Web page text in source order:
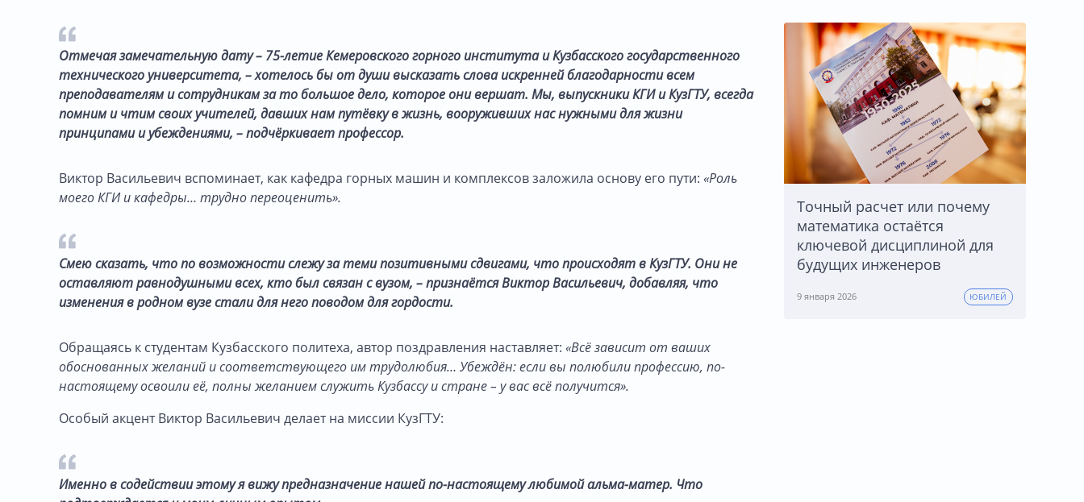
Отмечая замечательную дату – 75-летие Кемеровского горного института и Кузбасского государственного
технического университета, – хотелось бы от души высказать слова искренней благодарности всем
преподавателям и сотрудникам за то большое дело, которое они вершат. Мы, выпускники КГИ и КузГТУ, всегда
помним и чтим своих учителей, давших нам путёвку в жизнь, вооруживших нас нужными для жизни
принципами и убеждениями, – подчёркивает профессор.
Виктор Васильевич вспоминает, как кафедра горных машин и комплексов заложила основу его пути: «Роль
моего КГИ и кафедры… трудно переоценить».
Смею сказать, что по возможности слежу за теми позитивными сдвигами, что происходят в КузГТУ. Они не
оставляют равнодушными всех, кто был связан с вузом, – признаётся Виктор Васильевич, добавляя, что
изменения в родном вузе стали для него поводом для гордости.
Обращаясь к студентам Кузбасского политеха, автор поздравления наставляет: «Всё зависит от ваших
обоснованных желаний и соответствующего им трудолюбия… Убеждён: если вы полюбили профессию, по-
настоящему освоили её, полны желанием служить Кузбассу и стране – у вас всё получится».
Особый акцент Виктор Васильевич делает на миссии КузГТУ:
Именно в содействии этому я вижу предназначение нашей по-настоящему любимой альма-матер. Что
Точный расчет или почему
математика остаётся
ключевой дисциплиной для
будущих инженеров
9 января 2026 ЮБИЛЕЙ